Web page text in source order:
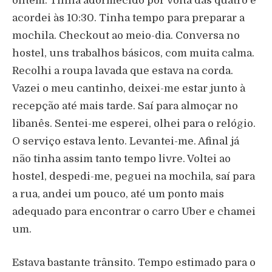
acordei às 10:30. Tinha tempo para preparar a
mochila. Checkout ao meio-dia. Conversa no
hostel, uns trabalhos básicos, com muita calma.
Recolhi a roupa lavada que estava na corda.
Vazei o meu cantinho, deixei-me estar junto à
recepção até mais tarde. Saí para almoçar no
libanês. Sentei-me esperei, olhei para o relógio.
O serviço estava lento. Levantei-me. Afinal já
não tinha assim tanto tempo livre. Voltei ao
hostel, despedi-me, peguei na mochila, saí para
a rua, andei um pouco, até um ponto mais
adequado para encontrar o carro Uber e chamei
um.
Estava bastante trânsito. Tempo estimado para o